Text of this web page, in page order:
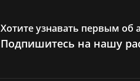
Хотите узнавать первым об
Подпишитесь на нашу